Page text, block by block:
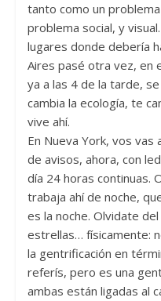
tanto como un
problema social, y
lugares donde debería
Aires pasé otra vez, en
ya a las 4 de la tarde,
cambia la ecología, te
vive ahí.
En Nueva York, vos vas
de avisos, ahora, con
día 24 horas continuas.
trabaja ahí de noche,
es la noche. Olvidate
estrellas… físicamente:
la gentrificación en
referís, pero es una
ambas están ligadas al